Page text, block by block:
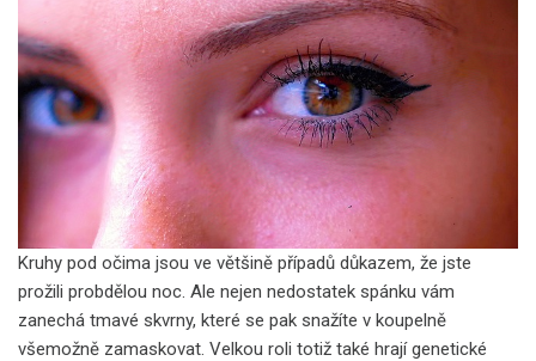
Kruhy pod očima jsou ve většině případů důkazem, že jste
prožili probdělou noc. Ale nejen nedostatek spánku vám
zanechá tmavé skvrny, které se pak snažíte v koupelně
všemožně zamaskovat. Velkou roli totiž také hrají genetické